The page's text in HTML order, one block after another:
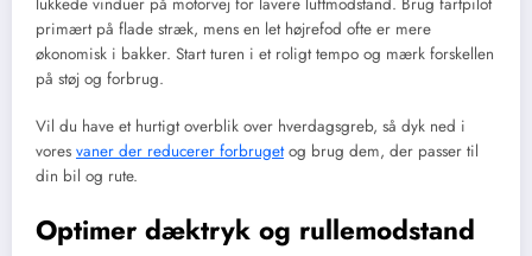
primært på flade stræk, mens en let højrefod ofte er mere
økonomisk i bakker. Start turen i et roligt tempo og mærk forskellen
på støj og forbrug.
Vil du have et hurtigt overblik over hverdagsgreb, så dyk ned i
vores vaner der reducerer forbrugetog brug dem, der passer til
din bil og rute.
Optimer dæktryk og rullemodstand